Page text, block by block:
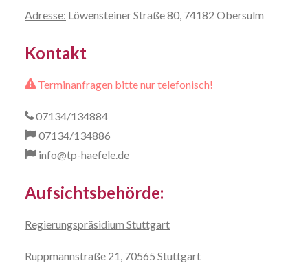
Kontakt
Impressum
Adresse: Löwensteiner Straße 80, 74182 Obersulm
Kontakt
Terminanfragen bitte nur telefonisch!
07134/134884
07134/134886
info@tp-haefele.de
Aufsichtsbehörde:
Regierungspräsidium Stuttgart
Ruppmannstraße 21, 70565 Stuttgart